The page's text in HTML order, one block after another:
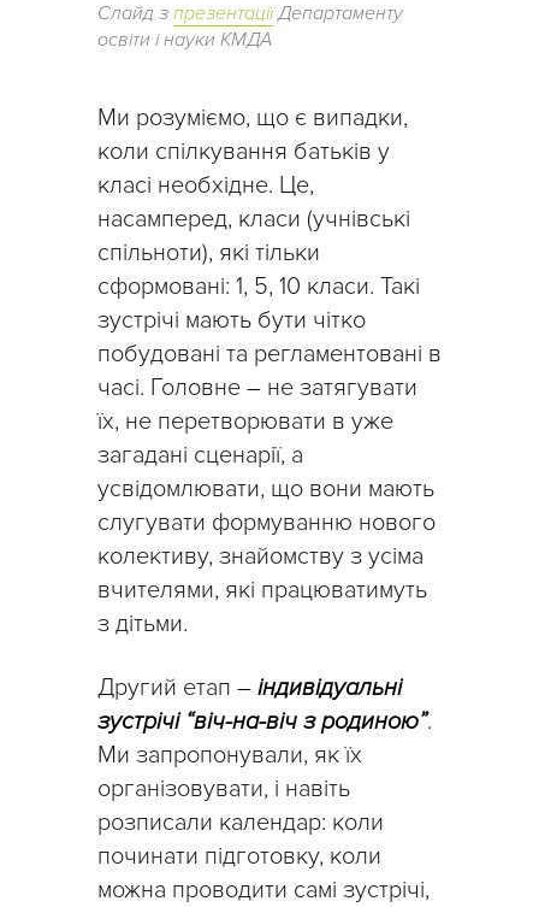
Слайд з презентаціїДепартаменту
освіти і науки КМДА
Ми розуміємо, що є випадки,
коли спілкування батьків у
класі необхідне. Це,
насамперед, класи (учнівські
спільноти), які тільки
сформовані: 1, 5, 10 класи. Такі
зустрічі мають бути чітко
побудовані та регламентовані в
часі. Головне – не затягувати
їх, не перетворювати в уже
загадані сценарії, а
усвідомлювати, що вони мають
слугувати формуванню нового
колективу, знайомству з усіма
вчителями, які працюватимуть
з дітьми.
Другий етап – індивідуальні
зустрічі “віч-на-віч з родиною”.
Ми запропонували, як їх
організовувати, і навіть
розписали календар: коли
починати підготовку, коли
можна проводити самі зустрічі,